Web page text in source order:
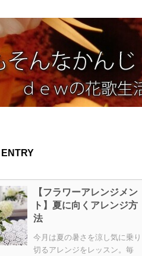
ENTRY
【フラワーアレンジメン
ト】夏に向くアレンジ方
法
今月は夏の暑さを涼し気に乗り
切るアレンジをレッスン。毎